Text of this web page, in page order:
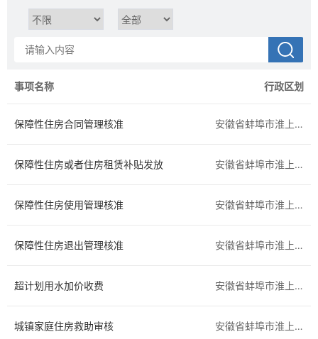
区统计局
区发展和改革委员会
区医疗保障局 区退役军人事务局
区人社局 区生态环境分局
区残联 区自然资源和规划分局
公安局淮上分局 区委宣传部（区新闻出版局）
事项名称 行政区划
保障性住房合同管理核准 安徽省蚌埠市淮上区
保障性住房或者住房租赁补贴发放 安徽省蚌埠市淮上区
保障性住房使用管理核准 安徽省蚌埠市淮上区
保障性住房退出管理核准 安徽省蚌埠市淮上区
超计划用水加价收费 安徽省蚌埠市淮上区
城镇家庭住房救助审核 安徽省蚌埠市淮上区